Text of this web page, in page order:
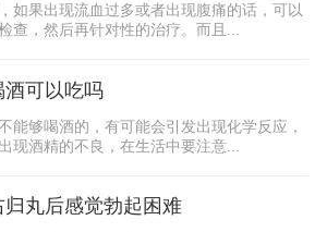
如果出现流血过多或者出现腹痛的话，可以
查，然后再针对性的治疗。而且...
可以吃吗
能够喝酒的，有可能会引发出现化学反应，
现酒精的不良，在生活中要注意...
丸后感觉勃起困难